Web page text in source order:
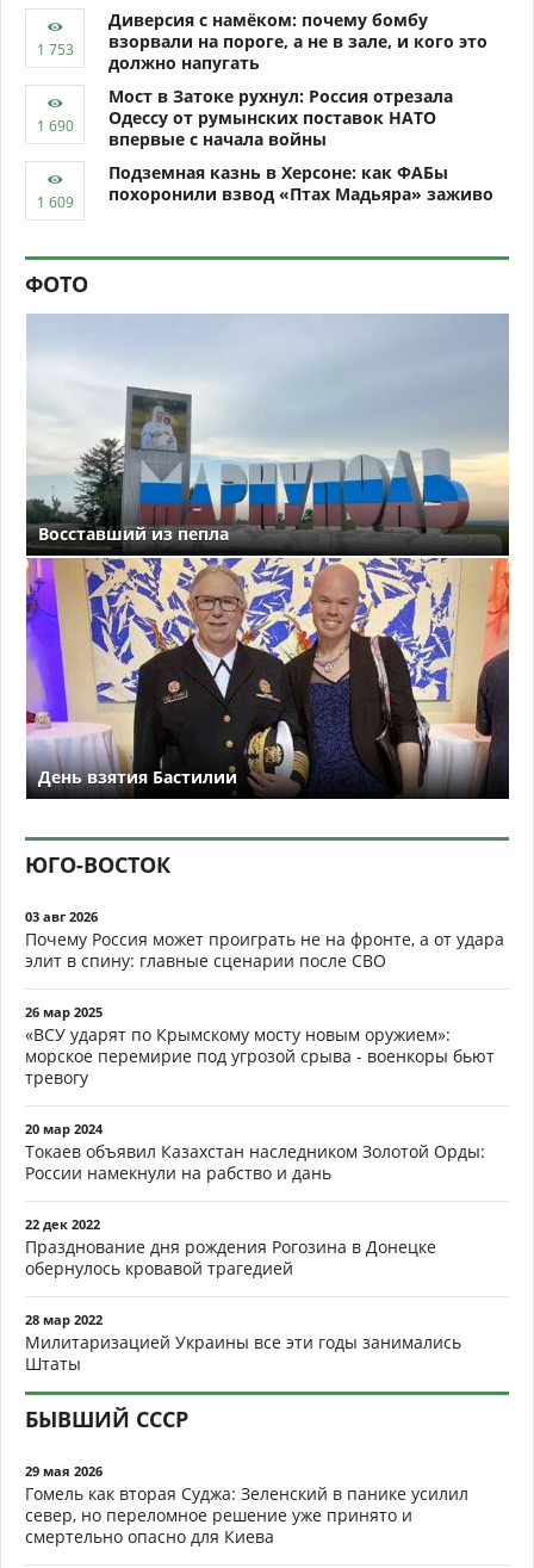
Диверсия с намёком: почему бомбу
взорвали на пороге, а не в зале, и кого это
должно напугать
Мост в Затоке рухнул: Россия отрезала
Одессу от румынских поставок НАТО
впервые с начала войны
Подземная казнь в Херсоне: как ФАБы
похоронили взвод «Птах Мадьяра» заживо
ФОТО
Восставший из пепла
День взятия Бастилии
ЮГО-ВОСТОК
03 авг 2026
Почему Россия может проиграть не на фронте, а от удара
элит в спину: главные сценарии после СВО
26 мар 2025
«ВСУ ударят по Крымскому мосту новым оружием»:
морское перемирие под угрозой срыва - военкоры бьют
тревогу
20 мар 2024
Токаев объявил Казахстан наследником Золотой Орды:
России намекнули на рабство и дань
22 дек 2022
Празднование дня рождения Рогозина в Донецке
обернулось кровавой трагедией
28 мар 2022
Милитаризацией Украины все эти годы занимались
Штаты
БЫВШИЙ СССР
29 мая 2026
Гомель как вторая Суджа: Зеленский в панике усилил
север, но переломное решение уже принято и
смертельно опасно для Киева